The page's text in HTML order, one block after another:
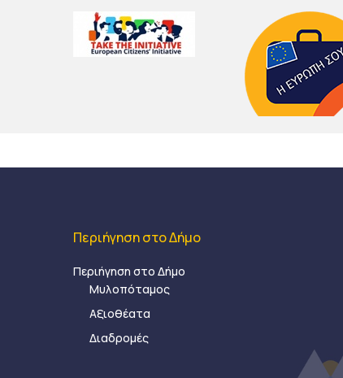
Περιήγηση στο Δήμο
Περιήγηση στο Δήμο
Μυλοπόταμος
Αξιοθέατα
Διαδρομές